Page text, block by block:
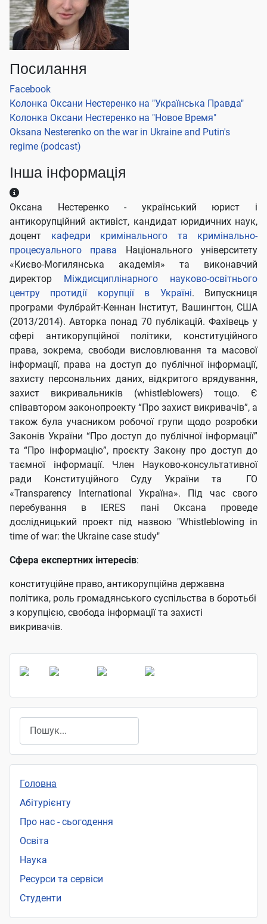
Посилання
Facebook
Колонка Оксани Нестеренко на "Українська Правда"
Колонка Оксани Нестеренко на "Новое Время"
Oksana Nesterenko on the war in Ukraine and Putin's
regime (podcast)
Інша інформація
Інша інформація
Оксана Нестеренко - український юрист і
антикорупційний активіст, кандидат юридичних наук,
доцент кафедри кримінального та кримінально-
процесуального права Національного університету
«Києво-Могилянська академія» та виконавчий
директор
Міждисциплінарного науково-освітнього
центру протидії корупції в Україні. Випускниця
програми Фулбрайт-Кеннан Інститут, Вашингтон, США
(2013/2014). Авторка понад 70 публікацій. Фахівець у
сфері антикорупційної політики, конституційного
права, зокрема, свободи висловлювання та масової
інформації, права на доступ до публічної інформації,
захисту персональних даних, відкритого врядування,
захист викривальників (whistleblowers) тощо. Є
співавтором законопроекту “Про захист викривачів”, а
також була учасником робочої групи щодо розробки
Законів України “Про доступ до публічної інформації”
та “Про інформацію”, проєкту Закону про доступ до
таємної інформації. Член Науково-консультативної
ради Конституційного Суду України та ГО
«Transparency International Україна». Під час свого
перебування в IERES пані Оксана проведе
дослідницький проект під назвою "Whistleblowing in
time of war: the Ukraine case study"
Сфера експертних інтересів:
конституційне право, антикорупційна державна
політика, роль громадянського суспільства в боротьбі
з корупцією, свобода інформації та захисті
викривачів.
Головна
Абітурієнту
Про нас - сьогодення
Освіта
Наука
Ресурси та сервіси
Студенти